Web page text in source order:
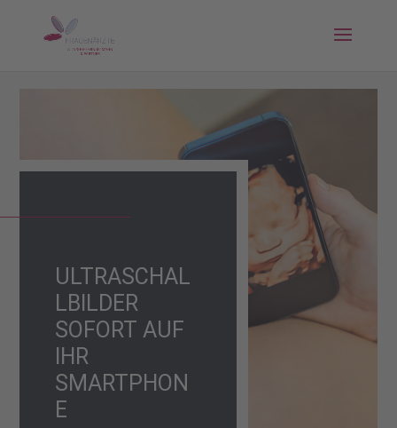
ULTRASCHAL
LBILDER
SOFORT AUF
IHR
SMARTPHON
E